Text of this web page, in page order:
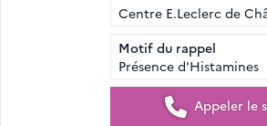
Centre E.Leclerc de
Motif du rappel
Présence d'Histamines
Appeler le